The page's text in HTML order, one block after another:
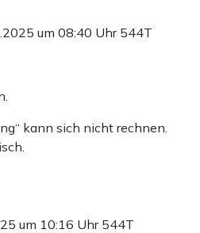
um 08:40 Uhr 544T
kann sich nicht rechnen.
um 10:16 Uhr 544T